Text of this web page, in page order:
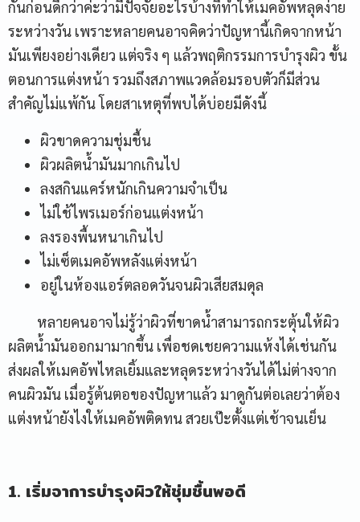
กันก่อนดีกว่าค่ะว่ามีปัจจัยอะไรบ้างที่ทำให้เมคอัพหลุดง่าย
ระหว่างวัน เพราะหลายคนอาจคิดว่าปัญหานี้เกิดจากหน้า
มันเพียงอย่างเดียว แต่จริง ๆ แล้วพฤติกรรมการบำรุงผิว ขั้น
ตอนการแต่งหน้า รวมถึงสภาพแวดล้อมรอบตัวก็มีส่วน
สำคัญไม่แพ้กัน โดยสาเหตุที่พบได้บ่อยมีดังนี้
ผิวขาดความชุ่มชื้น
ผิวผลิตน้ำมันมากเกินไป
ลงสกินแคร์หนักเกินความจำเป็น
ไม่ใช้ไพรเมอร์ก่อนแต่งหน้า
ลงรองพื้นหนาเกินไป
ไม่เซ็ตเมคอัพหลังแต่งหน้า
อยู่ในห้องแอร์ตลอดวันจนผิวเสียสมดุล
หลายคนอาจไม่รู้ว่าผิวที่ขาดน้ำสามารถกระตุ้นให้ผิว
ผลิตน้ำมันออกมามากขึ้น เพื่อชดเชยความแห้งได้เช่นกัน
ส่งผลให้เมคอัพไหลเยิ้มและหลุดระหว่างวันได้ไม่ต่างจาก
คนผิวมัน เมื่อรู้ต้นตอของปัญหาแล้ว มาดูกันต่อเลยว่าต้อง
แต่งหน้ายังไงให้เมคอัพติดทน สวยเป๊ะตั้งแต่เช้าจนเย็น
1. เริ่มจาการบำรุงผิวให้ชุ่มชื้นพอดี